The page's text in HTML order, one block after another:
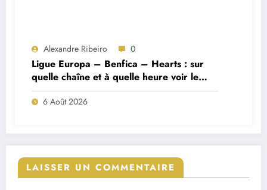
Alexandre Ribeiro 0
Ligue Europa – Benfica – Hearts : sur
quelle chaîne et à quelle heure voir le
match ?
6 Août 2026
LAISSER UN COMMENTAIRE